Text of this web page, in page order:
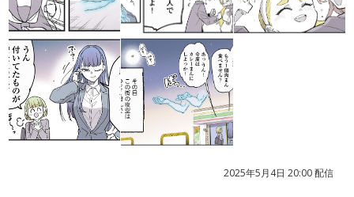
2025年5月4日 20:00 配信